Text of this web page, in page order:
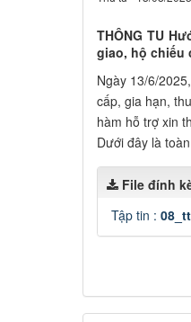
THÔNG TU
giao, hộ chiếu
Ngày 13/6/
cấp, gia hạn,
hàm hỗ trợ xin
Dưới đây là
File đính
Tập tin :